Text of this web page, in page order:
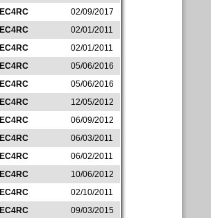
EC4RC
02/09/2017
EC4RC
02/01/2011
EC4RC
02/01/2011
EC4RC
05/06/2016
EC4RC
05/06/2016
EC4RC
12/05/2012
EC4RC
06/09/2012
EC4RC
06/03/2011
EC4RC
06/02/2011
EC4RC
10/06/2012
EC4RC
02/10/2011
EC4RC
09/03/2015